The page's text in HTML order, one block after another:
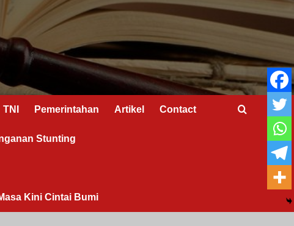
TNI Pemerintahan Artikel Contact
Stunting
Kini Cintai Bumi